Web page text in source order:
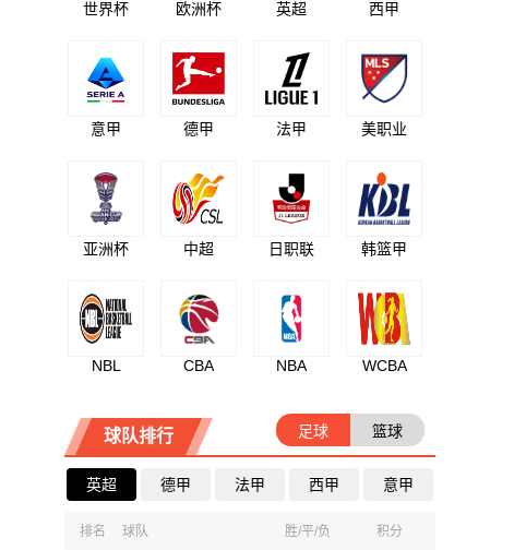
世界杯 欧洲杯 英超 西甲
意甲 德甲 法甲 美职业
亚洲杯 中超 日职联 韩篮甲
NBL CBA NBA WCBA
球队排行 足球 篮球
英超 德甲 法甲 西甲 意甲
排名 球队 胜/平/负 积分